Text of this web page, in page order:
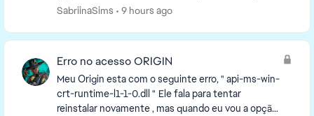
inteiro e da tela azul, já formatei o pc, atualize...
SabriinaSims 9 hours ago
Erro no acesso ORIGIN
Meu Origin esta com o seguinte erro, " api-ms-win-
crt-runtime-l1-1-0.dll " Ele fala para tentar
reinstalar novamente , mas quando eu vou a opção